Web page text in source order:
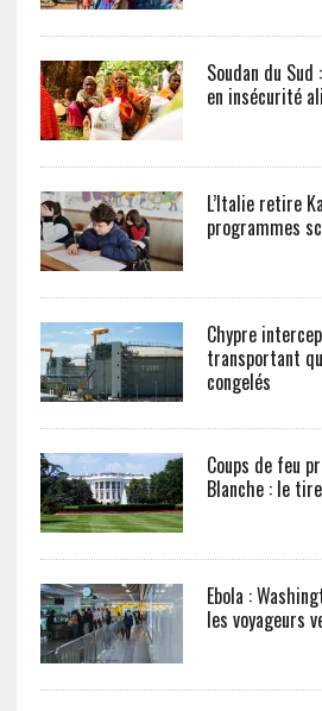
Soudan du
en insécurité
L’Italie retire
programmes
Chypre
transportant
congelés
Coups de feu
Blanche : le
Ebola :
les voyageurs